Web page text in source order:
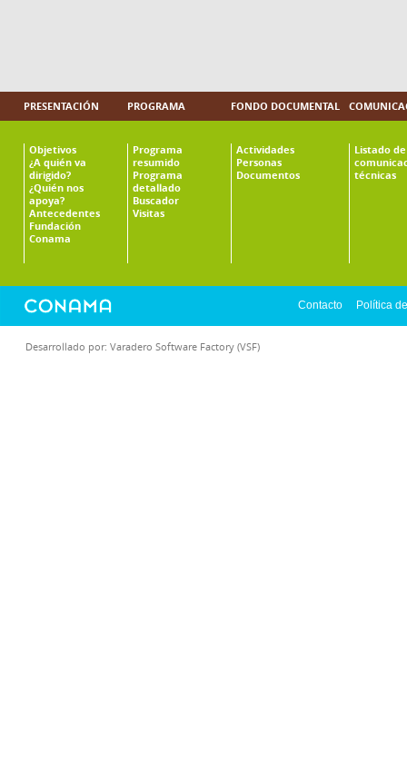
PRESENTACIÓN
Objetivos
¿A quién va
dirigido?
¿Quién nos
apoya?
Antecedentes
Fundación
Conama
PROGRAMA
Programa
resumido
Programa
detallado
Buscador
Visitas
FONDO DOCUMENTAL
Actividades
Personas
Documentos
Listado de
técnicas
Contacto Política
Desarrollado por: Varadero Software Factory (VSF)